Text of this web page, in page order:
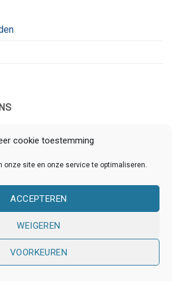
cookie toestemming
onze site en onze service te optimaliseren.
ACCEPTEREN
WEIGEREN
VOORKEUREN
Kanaalnet | Ontwikkeld door
Assistants